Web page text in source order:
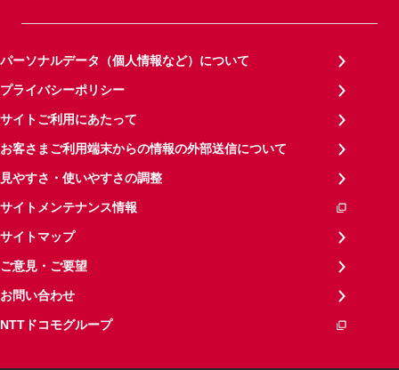
パーソナルデータ（個人情報など）について
プライバシーポリシー
サイトご利用にあたって
お客さまご利用端末からの情報の外部送信について
見やすさ・使いやすさの調整
サイトメンテナンス情報
サイトマップ
ご意見・ご要望
お問い合わせ
NTTドコモグループ